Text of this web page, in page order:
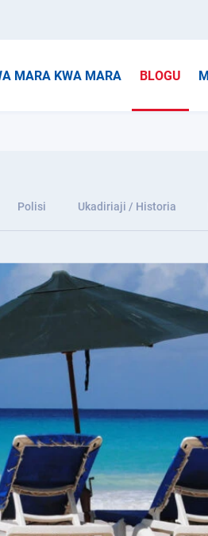
MARA KWA MARA BLOGU
Polisi Ukadiriaji / Historia